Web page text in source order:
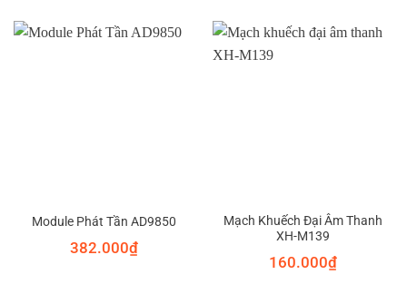
Module Phát Tần AD9850
382.000₫
Mạch Khuếch Đại Âm Thanh
XH-M139
160.000₫